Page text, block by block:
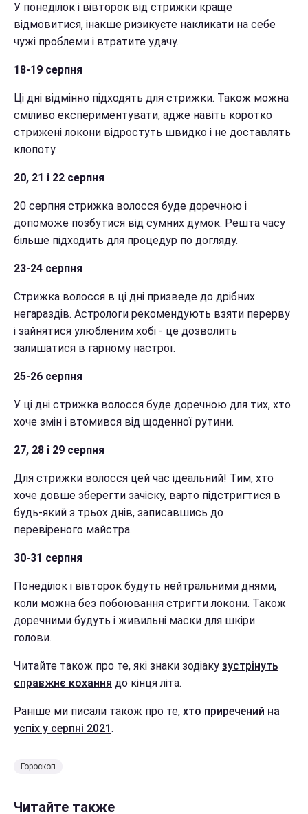
У понеділок і вівторок від стрижки краще
відмовитися, інакше ризикуєте накликати на себе
чужі проблеми і втратите удачу.
18-19 серпня
Ці дні відмінно підходять для стрижки. Також можна
сміливо експериментувати, адже навіть коротко
стрижені локони відростуть швидко і не доставлять
клопоту.
20, 21 і 22 серпня
20 серпня стрижка волосся буде доречною і
допоможе позбутися від сумних думок. Решта часу
більше підходить для процедур по догляду.
23-24 серпня
Стрижка волосся в ці дні призведе до дрібних
негараздів. Астрологи рекомендують взяти перерву
і зайнятися улюбленим хобі - це дозволить
залишатися в гарному настрої.
25-26 серпня
У ці дні стрижка волосся буде доречною для тих, хто
хоче змін і втомився від щоденної рутини.
27, 28 і 29 серпня
Для стрижки волосся цей час ідеальний! Тим, хто
хоче довше зберегти зачіску, варто підстригтися в
будь-який з трьох днів, записавшись до
перевіреного майстра.
30-31 серпня
Понеділок і вівторок будуть нейтральними днями,
коли можна без побоювання стригти локони. Також
доречними будуть і живильні маски для шкіри
голови.
Читайте також про те, які знаки зодіаку зустрінуть
справжнє кохання до кінця літа.
Раніше ми писали також про те, хто приречений на
успіх у серпні 2021 .
Гороскоп
Читайте также